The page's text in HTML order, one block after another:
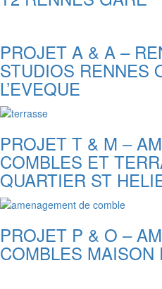
PROJET A & A –
STUDIOS RENNES
L’EVEQUE
PROJET T & M –
COMBLES ET
QUARTIER ST
PROJET P & O –
COMBLES MAISON